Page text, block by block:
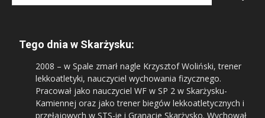
Tego dnia w Skarżysku:
2008 – w Spale zmarł nagle Krzysztof Woliński, trener
lekkoatletyki, nauczyciel wychowania fizycznego.
Pracował jako nauczyciel WF w SP 2 w Skarżysku-
Kamiennej oraz jako trener biegów lekkoatletycznych i
przełajowych w STS-ie i Granacie Skarżysko. Wychował